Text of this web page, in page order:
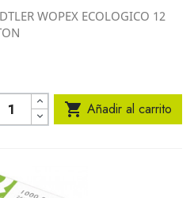
WOPEX ECOLOGICO 12
 Añadir al carrito